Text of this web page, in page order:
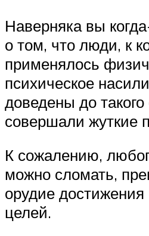
Наверняка вы
о том, что люди, к
применялось
психическое
доведены до
совершали жуткие
К сожалению,
можно сломать,
орудие
целей.